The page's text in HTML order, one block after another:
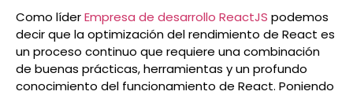
Como líderEmpresa de desarrollo ReactJS podemos
decir que la optimización del rendimiento de React es
un proceso continuo que requiere una combinación
de buenas prácticas, herramientas y un profundo
conocimiento del funcionamiento de React. Poniendo